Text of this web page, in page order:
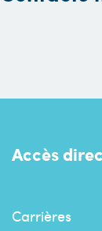
Accès
Carrières